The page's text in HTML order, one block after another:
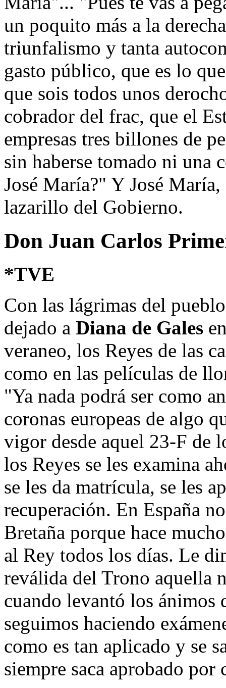
un poquito más a la
triunfalismo y tanta
gasto público, que es lo
que sois todos unos
cobrador del frac, que el
empresas tres billones de
sin haberse tomado ni una
José María?" Y José
lazarillo del Gobierno.
Don Juan Carlos
*TVE
Con las lágrimas del
dejado a Diana de Gales
veraneo, los Reyes de las
como en las películas de
"Ya nada podrá ser como
coronas europeas de algo
vigor desde aquel 23-F de
los Reyes se les examina
se les da matrícula, se les
recuperación. En España
Bretaña porque hace
al Rey todos los días. Le
reválida del Trono aquella
cuando levantó los
seguimos haciendo
como es tan aplicado y se
siempre saca aprobado por